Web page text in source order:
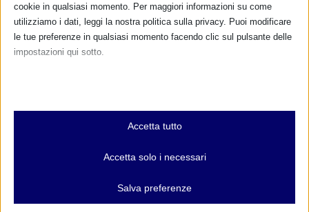
SAM 2017 a Montecchio Emilia (RE) con
resoconto
26 Settembre 2017
cookie in qualsiasi momento. Per maggiori informazioni su come
utilizziamo i dati, leggi la nostra politica sulla privacy. Puoi modificare
le tue preferenze in qualsiasi momento facendo clic sul pulsante delle
impostazioni qui sotto.
Essenziali
I cookie e i servizi essenziali abilitano le funzioni di base e sono
e servizi non richiedono il consenso dell'utente secondo il GDPR.
Analitici
Accetta tutto
Accetta solo i necessari
Salva preferenze